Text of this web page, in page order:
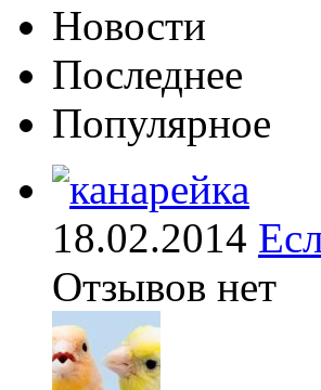
Новости
Последнее
Популярное
18.02.2014
Отзывов нет